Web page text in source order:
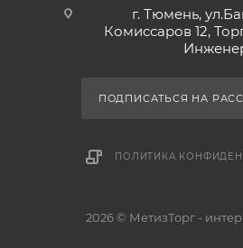
г. Тюмень,
Комиссаров 12,
ПОДПИСАТЬСЯ НА
ПОЛИТИКА
2026 © МетизТорг -